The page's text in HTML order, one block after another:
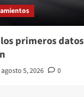
primeros datos
agosto 5, 2026 0